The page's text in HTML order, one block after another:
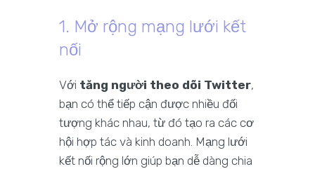
1. Mở rộng mạng lưới kết
nối
Với tăng người theo dõi Twitter,
bạn có thể tiếp cận được nhiều đối
tượng khác nhau, từ đó tạo ra các cơ
hội hợp tác và kinh doanh. Mạng lưới
kết nối rộng lớn giúp bạn dễ dàng chia